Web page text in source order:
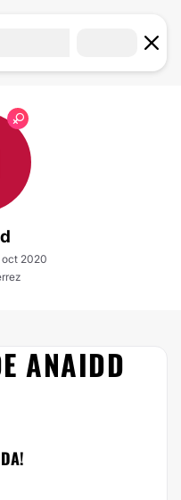
oct 2020
ANAIDD